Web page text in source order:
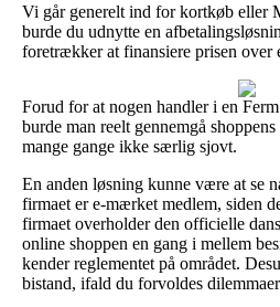
Vi går generelt ind for kortkøb eller
burde du udnytte en
foretrækker at finansiere prisen over
Forud for at nogen handler i en
burde man reelt gennemgå
mange gange ikke særlig sjovt.
En anden løsning kunne være at se
firmaet er e-mærket medlem, siden
firmaet overholder den officielle
online shoppen en gang i mellem
kender reglementet på området.
bistand, ifald du forvoldes